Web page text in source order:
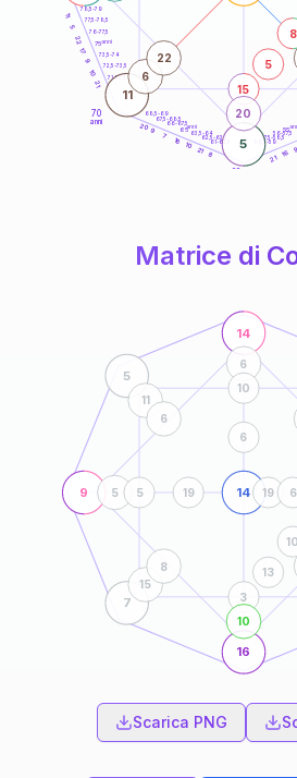
60
70
anni
56-57,5
57,5-58,5
58,5-59
61-62,5
62,5-63,5
63,5-64
66-67,5
67,5-68,5
68,5-69
71-72,5
72,5-73,5
73,5-74
76-77,5
77,5-78,5
78,5-79
9
16
21
8
21
10
16
7
9
20
21
10
9
17
22
5
11
5
11 15
5
8
20
6
22
55
65anni
75anni
Matrice di
9
14
16
14
5
7 3
13
10
5
6
10
5
10
19 6
19
6
11
6
15
8
Scarica PNG